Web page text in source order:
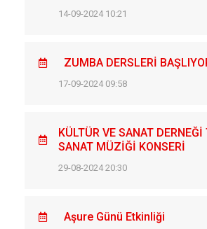
14-09-2024 10:21
ZUMBA DERSLERİ
17-09-2024 09:58
KÜLTÜR VE SANAT DERNEĞİ
SANAT MÜZİĞİ KONSERİ
29-08-2024 20:30
Aşure Günü Etkinliği